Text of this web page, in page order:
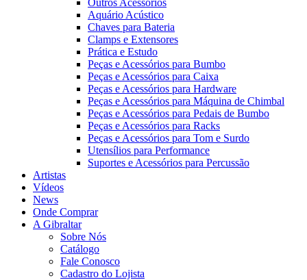
Aquário Acústico
Chaves para Bateria
Clamps e Extensores
Prática e Estudo
Peças e Acessórios para Bumbo
Peças e Acessórios para Caixa
Peças e Acessórios para Hardware
Peças e Acessórios para Máquina de Chimbal
Peças e Acessórios para Pedais de Bumbo
Peças e Acessórios para Racks
Peças e Acessórios para Tom e Surdo
Utensílios para Performance
Suportes e Acessórios para Percussão
Artistas
Vídeos
News
Onde Comprar
A Gibraltar
Sobre Nós
Catálogo
Fale Conosco
Cadastro do Lojista